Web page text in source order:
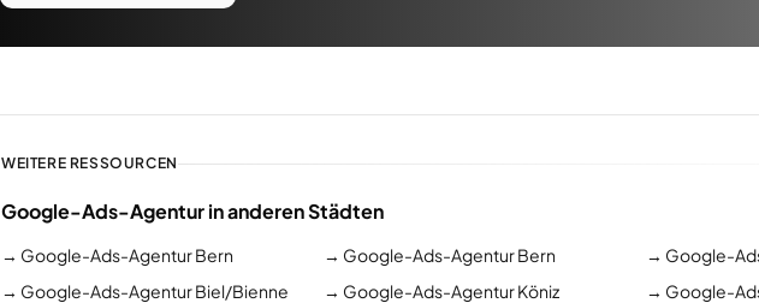
WEITERE RESSOURCEN
Google-Ads-Agentur in anderen Städten
→ Google-Ads-Agentur Bern → Google-Ads-Agentur Bern → Google-
→ Google-Ads-Agentur Biel/Bienne → Google-Ads-Agentur Köniz → Google-